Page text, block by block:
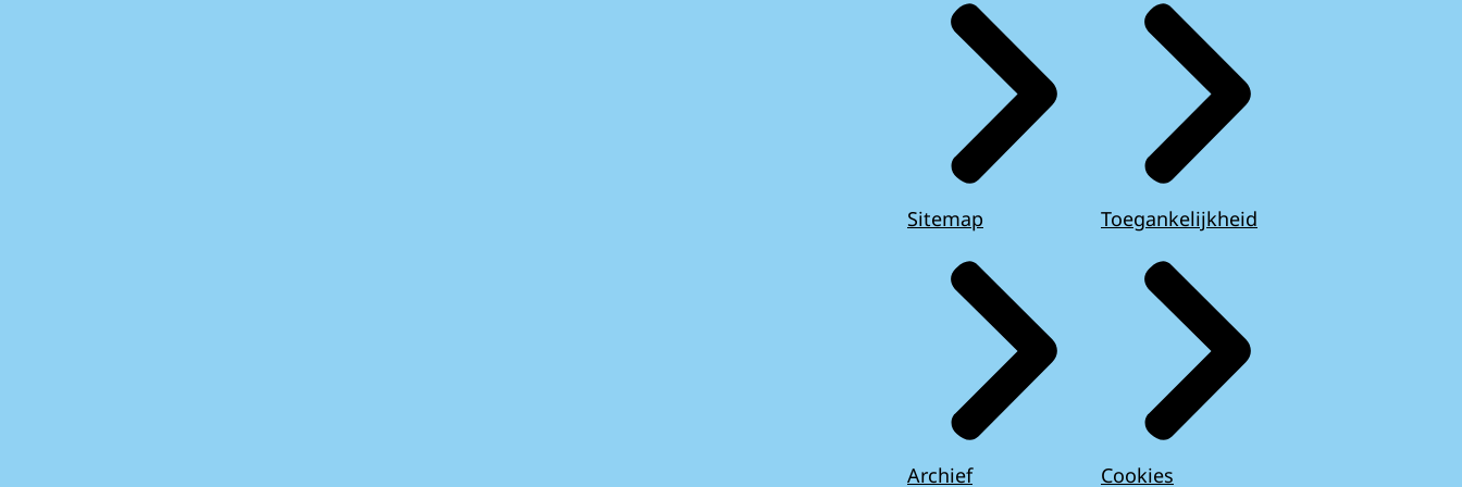
Sitemap
Archief
Toegankelijkheid
Cookies